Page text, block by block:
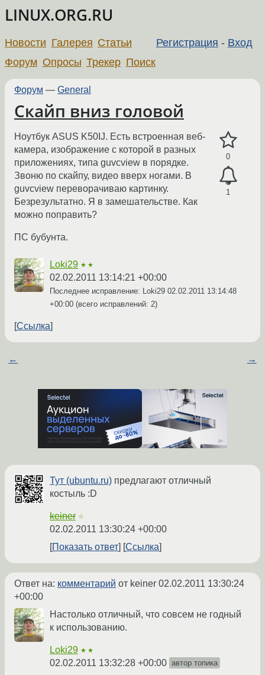
LINUX.ORG.RU
Регистрация - Вход
Новости Галерея Статьи
Форум Опросы Трекер Поиск
Форум — General
Скайп вниз головой
0
1
Ноутбук ASUS K50IJ. Есть встроенная веб-
камера, изображение с которой в разных
приложениях, типа guvcview в порядке.
Звоню по скайпу, видео вверх ногами. В
guvcview переворачиваю картинку.
Безрезультатно. Я в замешательстве. Как
можно поправить?
ПС бубунта.
Loki29 ★★
02.02.2011 13:14:21 +00:00
Последнее исправление: Loki29 02.02.2011 13:14:48
+00:00 (всего исправлений: 2)
Ссылка
← →
Тут (ubuntu.ru) предлагают отличный
костыль :D
keiner ☆
02.02.2011 13:30:24 +00:00
Показать ответ
Ссылка
Ответ на: комментарий от keiner 02.02.2011 13:30:24
+00:00
Настолько отличный, что совсем не годный
к использованию.
Loki29 ★★
02.02.2011 13:32:28 +00:00 автор топика